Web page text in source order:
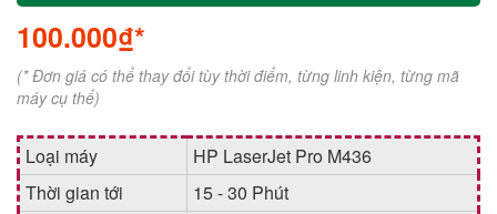
100.000₫*
(* Đơn giá có thể thay đổi tùy thời điểm, từng linh kiện, từng mã
máy cụ thể)
Loại máy
HP LaserJet Pro M436
Thời gian tới
15 - 30 Phút